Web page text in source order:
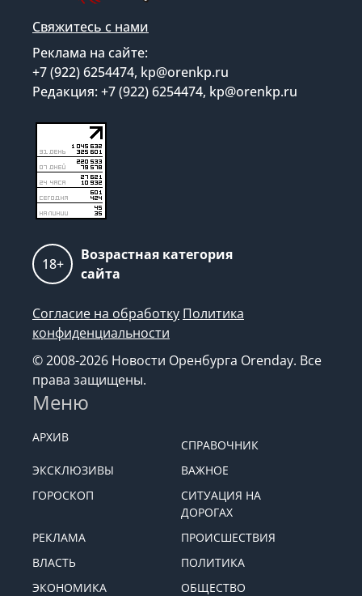
Свяжитесь с нами
Реклама на сайте:
+7 (922) 6254474, kp@orenkp.ru
Редакция: +7 (922) 6254474, kp@orenkp.ru
18+
Возрастная категория
сайта
Согласие на обработку Политика
конфиденциальности
© 2008-2026 Новости Оренбурга Orenday. Все
права защищены.
Меню
АРХИВ
СПРАВОЧНИК
ЭКСКЛЮЗИВЫ
ВАЖНОЕ
ГОРОСКОП
СИТУАЦИЯ НА
ДОРОГАХ
РЕКЛАМА
ПРОИСШЕСТВИЯ
ВЛАСТЬ
ПОЛИТИКА
ЭКОНОМИКА
ОБЩЕСТВО